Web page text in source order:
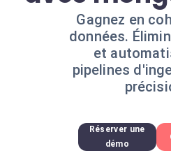
Gagnez en
données.
et
pipelines
Réserver une
démo